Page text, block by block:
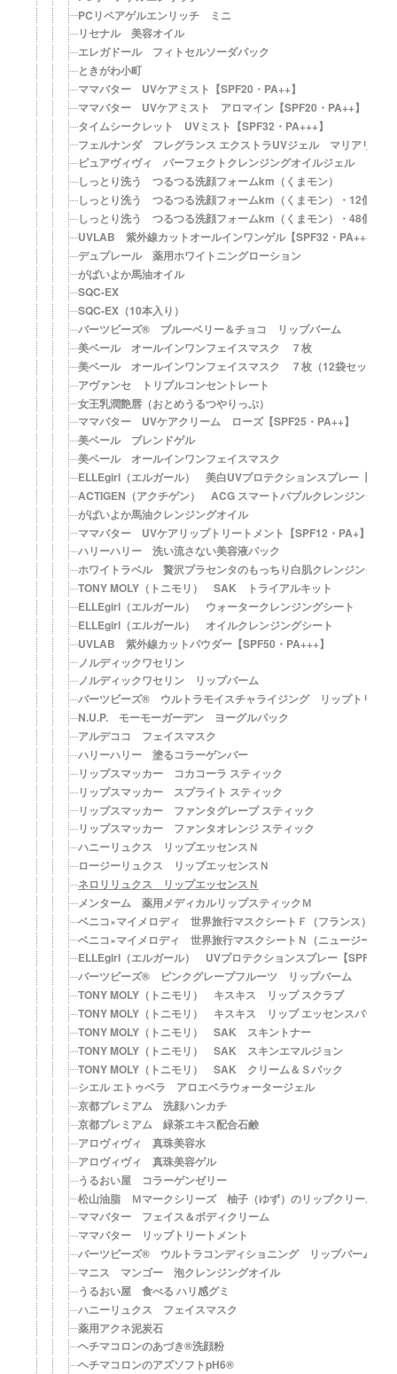
PCリペアゲルエンリッチ ミニ
リセナル 美容オイル
エレガドール フィトセルソーダパック
ときがわ小町
ママバター UVケアミスト【SPF20・PA++】
ママバター UVケアミスト アロマイン【SPF20・PA++】
タイムシークレット UVミスト【SPF32・PA+++】
フェルナンダ フレグランス エクストラUVジェル マリアリゲル
ピュアヴィヴィ パーフェクトクレンジングオイルジェル
しっとり洗う つるつる洗顔フォームkm（くまモン）
しっとり洗う つるつる洗顔フォームkm（くまモン）・12個セッ
しっとり洗う つるつる洗顔フォームkm（くまモン）・48個セッ
UVLAB 紫外線カットオールインワンゲル【SPF32・PA+++】
デュプレール 薬用ホワイトニングローション
がばいよか馬油オイル
SQC-EX
SQC-EX（10本入り）
バーツビーズ® ブルーベリー＆チョコ リップバーム
美ベール オールインワンフェイスマスク ７枚
美ベール オールインワンフェイスマスク ７枚（12袋セット）
アヴァンセ トリプルコンセントレート
女王乳潤艶唇（おとめうるつやりっぷ）
ママバター UVケアクリーム ローズ【SPF25・PA++】
美ベール ブレンドゲル
美ベール オールインワンフェイスマスク
ELLEgirl（エルガール） 美白UVプロテクションスプレー【
ACTIGEN（アクチゲン） ACG スマートバブルクレンジング
がばいよか馬油クレンジングオイル
ママバター UVケアリップトリートメント【SPF12・PA+】
ハリーハリー 洗い流さない美容液パック
ホワイトラベル 贅沢プラセンタのもっちり白肌クレンジング
TONY MOLY（トニモリ） SAK トライアルキット
ELLEgirl（エルガール） ウォータークレンジングシート
ELLEgirl（エルガール） オイルクレンジングシート
UVLAB 紫外線カットパウダー【SPF50・PA+++】
ノルディックワセリン
ノルディックワセリン リップバーム
バーツビーズ® ウルトラモイスチャライジング リップトリート
N.U.P. モーモーガーデン ヨーグルパック
アルデココ フェイスマスク
ハリーハリー 塗るコラーゲンバー
リップスマッカー コカコーラ スティック
リップスマッカー スプライト スティック
リップスマッカー ファンタグレープ スティック
リップスマッカー ファンタオレンジ スティック
ハニーリュクス リップエッセンスＮ
ロージーリュクス リップエッセンスＮ
ネロリリュクス リップエッセンスＮ
メンターム 薬用メディカルリップスティックＭ
ベニコ×マイメロディ 世界旅行マスクシートＦ（フランス）
ベニコ×マイメロディ 世界旅行マスクシートＮ（ニュージーラン
ELLEgirl（エルガール） UVプロテクションスプレー【SPF50+
バーツビーズ® ピンクグレープフルーツ リップバーム
TONY MOLY（トニモリ） キスキス リップ スクラブ
TONY MOLY（トニモリ） キスキス リップ エッセンスバーム
TONY MOLY（トニモリ） SAK スキントナー
TONY MOLY（トニモリ） SAK スキンエマルジョン
TONY MOLY（トニモリ） SAK クリーム＆Ｓパック
シエル エトゥベラ アロエベラウォータージェル
京都プレミアム 洗顔ハンカチ
京都プレミアム 緑茶エキス配合石鹸
アロヴィヴィ 真珠美容水
アロヴィヴィ 真珠美容ゲル
うるおい屋 コラーゲンゼリー
松山油脂 Ｍマークシリーズ 柚子（ゆず）のリップクリーム【
ママバター フェイス＆ボディクリーム
ママバター リップトリートメント
バーツビーズ® ウルトラコンディショニング リップバーム
マニス マンゴー 泡クレンジングオイル
うるおい屋 食べる ハリ感グミ
ハニーリュクス フェイスマスク
薬用アクネ泥炭石
ヘチマコロンのあづき®洗顔粉
ヘチマコロンのアズソフトpH6®